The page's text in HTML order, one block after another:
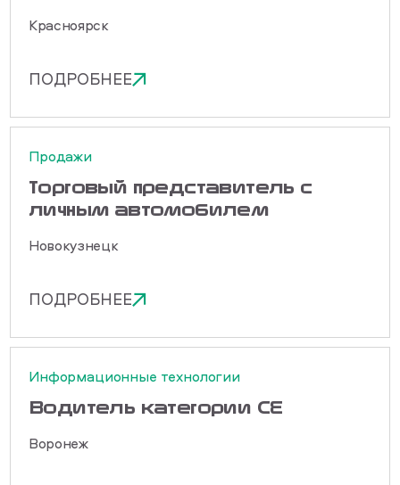
Красноярск
ПОДРОБНЕЕ
Продажи
Торговый представитель с
личным автомобилем
Новокузнецк
ПОДРОБНЕЕ
Информационные технологии
Водитель категории СЕ
Воронеж